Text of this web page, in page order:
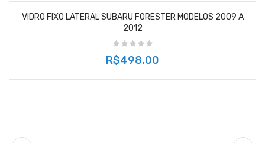
VIDRO FIXO LATERAL SUBARU FORESTER MODELOS 2009 A
2012
R$498,00